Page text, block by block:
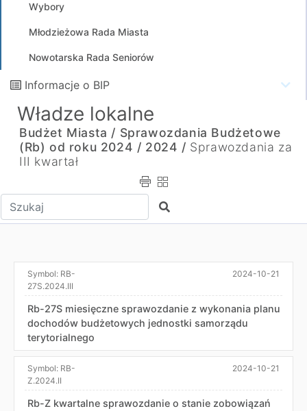
Wybory
Młodzieżowa Rada Miasta
Nowotarska Rada Seniorów
Informacje o BIP
Władze lokalne
Budżet Miasta / Sprawozdania Budżetowe
(Rb) od roku 2024 / 2024 / Sprawozdania za
III kwartał
Wpisz tekst do wyszukania Szukaj
Symbol: RB-
27S.2024.III
2024-10-21
Rb-27S miesięczne sprawozdanie z wykonania planu
dochodów budżetowych jednostki samorządu
terytorialnego
Symbol: RB-
Z.2024.II
2024-10-21
Rb-Z kwartalne sprawozdanie o stanie zobowiązań